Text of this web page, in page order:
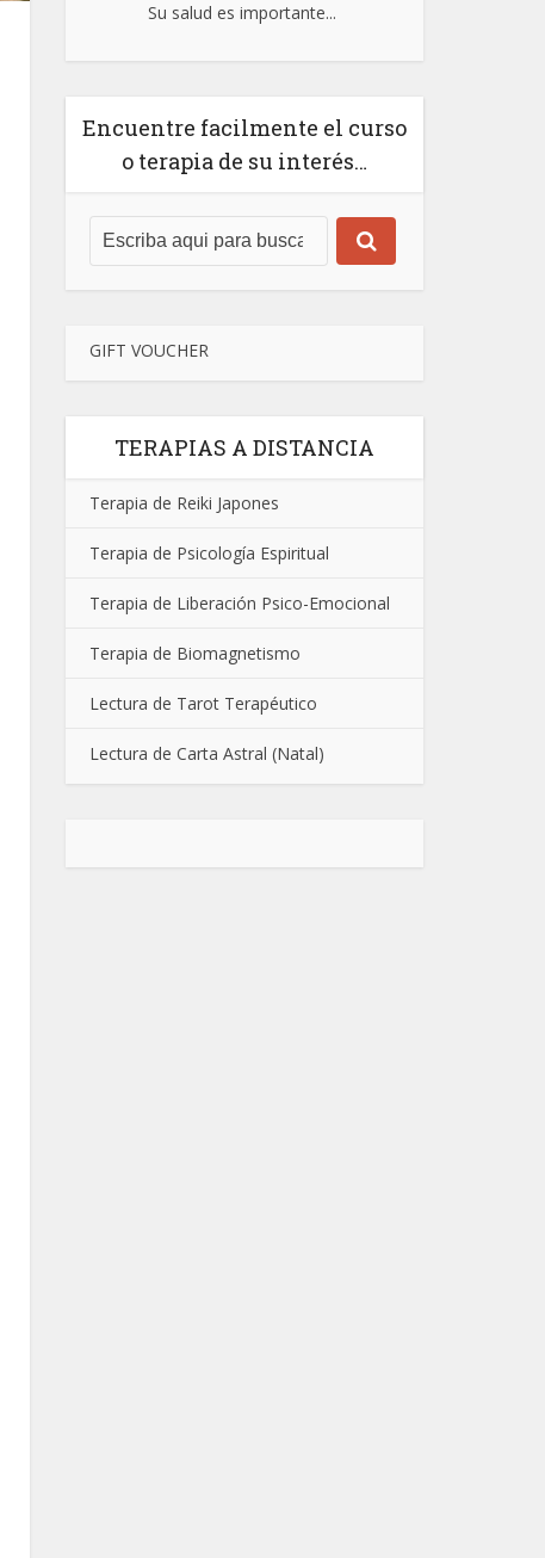
Su salud es importante...
Encuentre facilmente el curso
o terapia de su interés…
GIFT VOUCHER
TERAPIAS A DISTANCIA
Terapia de Reiki Japones
Terapia de Psicología Espiritual
Terapia de Liberación Psico-Emocional
Terapia de Biomagnetismo
Lectura de Tarot Terapéutico
Lectura de Carta Astral (Natal)